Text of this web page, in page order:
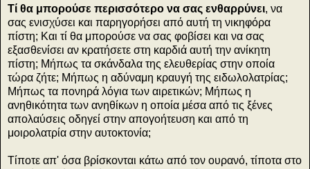
Τί θα μπορούσε περισσότερο να σας ενθαρρύνει, να
σας ενισχύσει και παρηγορήσει από αυτή τη νικηφόρα
πίστη; Και τί θα μπορούσε να σας φοβίσει και να σας
εξασθενίσει αν κρατήσετε στη καρδιά αυτή την ανίκητη
πίστη; Μήπως τα σκάνδαλα της ελευθερίας στην οποία
τώρα ζήτε; Μήπως η αδύναμη κραυγή της ειδωλολατρίας;
Μήπως τα πονηρά λόγια των αιρετικών; Μήπως η
ανηθικότητα των ανηθίκων η οποία μέσα από τις ξένες
απολαύσεις οδηγεί στην απογοήτευση και από τη
μοιρολατρία στην αυτοκτονία;
Τίποτε απ' όσα βρίσκονται κάτω από τον ουρανό, τίποτα στο